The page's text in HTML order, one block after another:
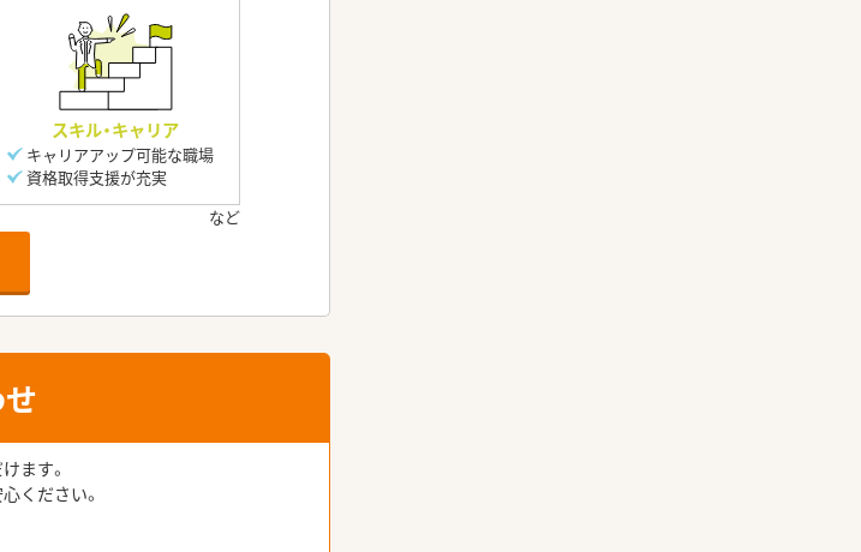
スキル・キャリア
キャリアアップ可能な職場
資格取得支援が充実
ます。
ください。